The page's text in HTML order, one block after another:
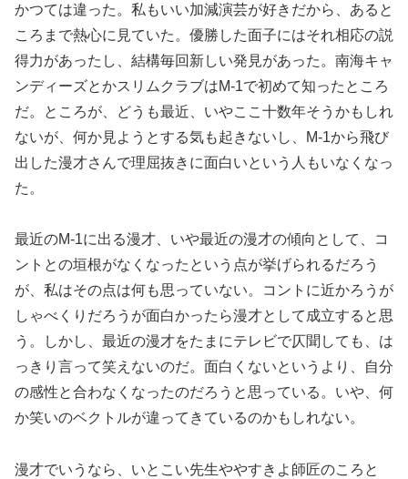
かつては違った。私もいい加減演芸が好きだから、あると
ころまで熱心に見ていた。優勝した面子にはそれ相応の説
得力があったし、結構毎回新しい発見があった。南海キャ
ンディーズとかスリムクラブはM-1で初めて知ったところ
だ。ところが、どうも最近、いやここ十数年そうかもしれ
ないが、何か見ようとする気も起きないし、M-1から飛び
出した漫才さんで理屈抜きに面白いという人もいなくなっ
た。
最近のM-1に出る漫才、いや最近の漫才の傾向として、コ
ントとの垣根がなくなったという点が挙げられるだろう
が、私はその点は何も思っていない。コントに近かろうが
しゃべくりだろうが面白かったら漫才として成立すると思
う。しかし、最近の漫才をたまにテレビで仄聞しても、は
っきり言って笑えないのだ。面白くないというより、自分
の感性と合わなくなったのだろうと思っている。いや、何
か笑いのベクトルが違ってきているのかもしれない。
漫才でいうなら、いとこい先生ややすきよ師匠のころと